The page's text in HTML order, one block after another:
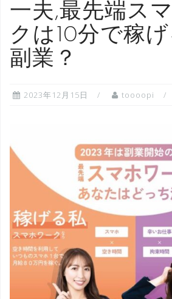
一夫,最先端ス
クは10分で稼
副業？
2023年12月15日 toooopi